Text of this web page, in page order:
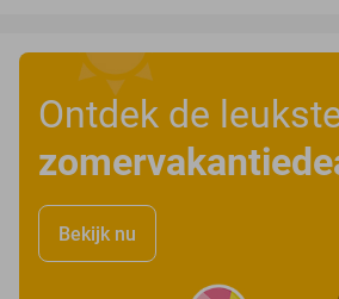
Ontdek de
Bekijk nu